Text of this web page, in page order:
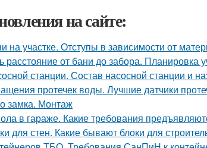
на сайте:
на участке. Отступы в зависимости от
от бани до забора. Планировка
станции. Состав насосной станции и
протечек воды. Лучшие датчики
замка. Монтаж
в гараже. Какие требования
для стен. Какие бывают блоки для